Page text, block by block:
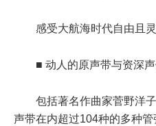
感受大航海时代自由且
■ 动人的原声带与资深
包括著名作曲家菅野洋
声带在内超过104种的多种